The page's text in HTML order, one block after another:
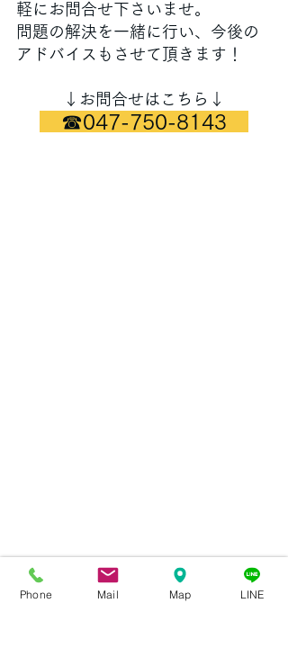
軽にお問合せ下さいませ。
問題の解決を一緒に行い、今後の
アドバイスもさせて頂きます！
↓お問合せはこちら↓
☎047-750-8143
Phone Mail Map LINE